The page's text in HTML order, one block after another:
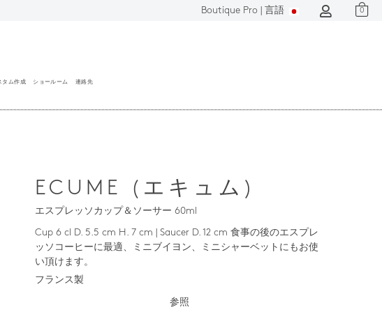
Boutique Pro | 言語 0
タム作成 ショールーム 連絡先
ECUME (エキュム)
エスプレッソカップ＆ソーサー 60ml
Cup 6 cl D. 5.5 cm H. 7 cm | Saucer D. 12 cm 食事の後のエスプレ
ッソコーヒーに最適、ミニブイヨン、ミニシャーベットにもお使
い頂けます。
フランス製
参照